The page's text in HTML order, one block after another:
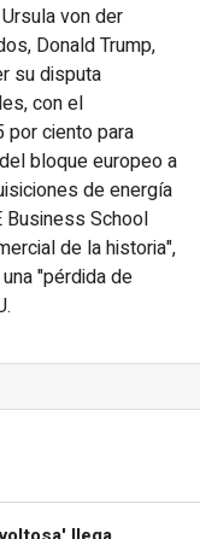
von der
Donald Trump,
su disputa
con el
ciento para
bloque europeo a
de energía
Business School
de la historia",
"pérdida de